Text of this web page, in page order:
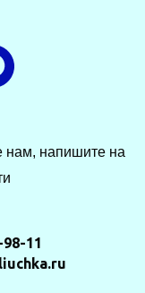
нам, напишите на
11